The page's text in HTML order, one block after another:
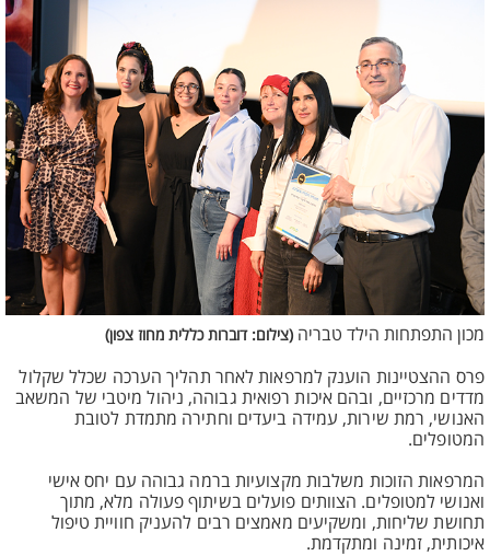
מכון התפתחות הילד טבריה (צילום: דוברות כללית מחוז צפון)
פרס ההצטיינות הוענק למרפאות לאחר תהליך הערכה שכלל שקלול
מדדים מרכזיים, ובהם איכות רפואית גבוהה, ניהול מיטבי של המשאב
האנושי, רמת שירות, עמידה ביעדים וחתירה מתמדת לטובת
המטופלים.
המרפאות הזוכות משלבות מקצועיות ברמה גבוהה עם יחס אישי
ואנושי למטופלים. הצוותים פועלים בשיתוף פעולה מלא, מתוך
תחושת שליחות, ומשקיעים מאמצים רבים להעניק חוויית טיפול
איכותית, זמינה ומתקדמת.